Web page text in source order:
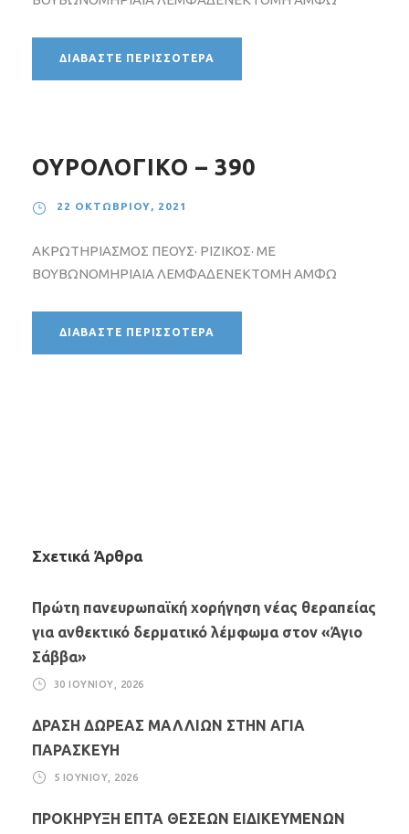
ΔΙΑΒΆΣΤΕ ΠΕΡΙΣΣΌΤΕΡΑ
ΟΥΡΟΛΟΓΙΚΟ – 390
22 ΟΚΤΩΒΡΊΟΥ, 2021
ΑΚΡΩΤΗΡΙΑΣΜΟΣ ΠΕΟΥΣ· ΡΙΖΙΚΟΣ· ΜΕ
ΒΟΥΒΩΝΟΜΗΡΙΑΙΑ ΛΕΜΦΑΔΕΝΕΚΤΟΜΗ ΑΜΦΩ
ΔΙΑΒΆΣΤΕ ΠΕΡΙΣΣΌΤΕΡΑ
Σχετικά Άρθρα
Πρώτη πανευρωπαϊκή χορήγηση νέας θεραπείας
για ανθεκτικό δερματικό λέμφωμα στον «Άγιο
Σάββα»
30 ΙΟΥΝΊΟΥ, 2026
ΔΡΑΣΗ ΔΩΡΕΑΣ ΜΑΛΛΙΩΝ ΣΤΗΝ ΑΓΙΑ
ΠΑΡΑΣΚΕΥΗ
5 ΙΟΥΝΊΟΥ, 2026
ΠΡΟΚΗΡΥΞΗ ΕΠΤΑ ΘΕΣΕΩΝ ΕΙΔΙΚΕΥΜΕΝΩΝ